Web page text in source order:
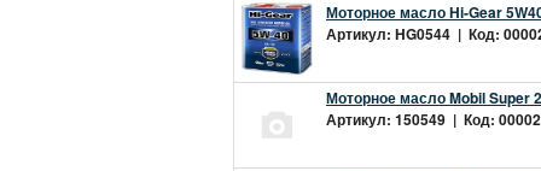
Моторное масло Hi-Gear
Артикул: HG0544 | Код:
Моторное масло Mobil Super
Артикул: 150549 | Код: